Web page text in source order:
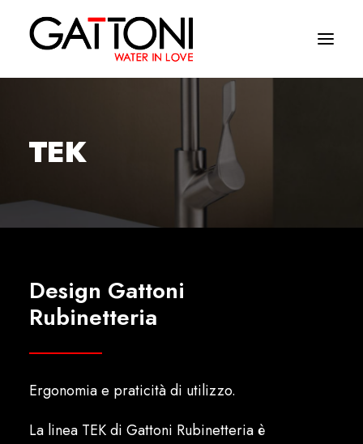
Ambienti
Prodotti
Finiture
Dove acquistare
TEK
Design Gattoni
Rubinetteria
Ergonomia e praticità di utilizzo.
La linea TEK di Gattoni Rubinetteria è